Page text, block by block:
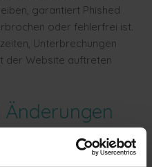
garantiert Phished
oder fehlerfrei ist.
Unterbrechungen
der Website auftreten
oder typografische